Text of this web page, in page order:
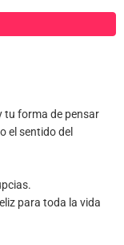
tu forma de pensar
el sentido del
para toda la vida